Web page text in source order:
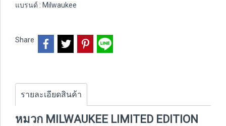
แบรนด์ : Milwaukee
Share
รายละเอียดสินค้า
หมวก MILWAUKEE LIMITED EDITION